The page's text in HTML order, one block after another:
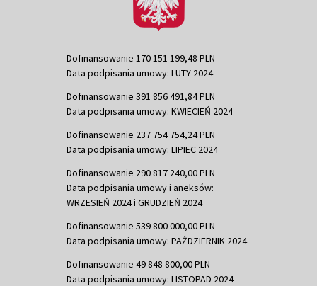
Dofinansowanie 170 151 199,48 PLN
Data podpisania umowy: LUTY 2024
Dofinansowanie 391 856 491,84 PLN
Data podpisania umowy: KWIECIEŃ 2024
Dofinansowanie 237 754 754,24 PLN
Data podpisania umowy: LIPIEC 2024
Dofinansowanie 290 817 240,00 PLN
Data podpisania umowy i aneksów:
WRZESIEŃ 2024 i GRUDZIEŃ 2024
Dofinansowanie 539 800 000,00 PLN
Data podpisania umowy: PAŹDZIERNIK 2024
Dofinansowanie 49 848 800,00 PLN
Data podpisania umowy: LISTOPAD 2024